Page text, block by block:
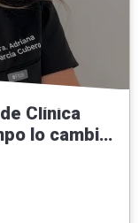
Clínica
lo cambia